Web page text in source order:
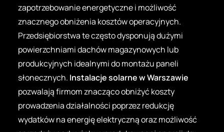
zapotrzebowanie energetyczne i możliwość
znacznego obniżenia kosztów operacyjnych.
Przedsiębiorstwa te często dysponują dużymi
powierzchniami dachów magazynowych lub
produkcyjnych idealnymi do montażu paneli
słonecznych. Instalacje solarne w Warszawie
pozwalają firmom znacząco obniżyć koszty
prowadzenia działalności poprzez redukcję
wydatków na energię elektryczną oraz możliwość